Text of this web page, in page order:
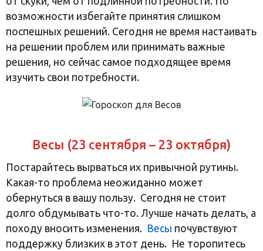
возможности избегайте принятия слишком
поспешных решений. Сегодня не время настаивать
на решении проблем или принимать важные
решения, но сейчас самое подходящее время
изучить свои потребности.
Весы (23 сентября – 23 октября)
Постарайтесь вырваться их привычной рутины.
Какая-то проблема неожиданно может
обернуться в вашу пользу. Сегодня не стоит
долго обдумывать что-то. Лучше начать делать, а
походу вносить изменения. Весы почувствуют
поддержку близких в этот день. Не торопитесь